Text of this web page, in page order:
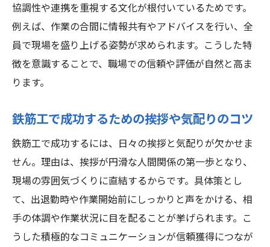
成功する鉄筋工が取り入れる日常の工夫と
は
鉄筋工で成功を目指すための声かけや配慮
人間関係の悩みを解消する鉄筋工の心構え
鉄筋工で成功しキャリアアップする人間関
現場での信頼が鉄筋工の昇進を後押しする
理由
守谷市の鉄筋工が実践するキャリア向上の
秘訣
人間関係の強化が鉄筋工の資格取得にも役
協調性や連携を重視する文化が根付いているためです。
例えば、作業の合間に情報共有やアドバイスを行い、全
員で現場を盛り上げる姿勢が求められます。こうした特
徴を意識することで、職場での信頼や評価が自然と高ま
ります。
鉄筋工で成功するための挨拶や気配りのコツ
鉄筋工で成功するには、日々の挨拶と気配りが欠かせま
せん。理由は、挨拶が円滑な人間関係の第一歩となり、
現場の雰囲気づくりに直結するからです。具体策とし
て、出退勤時や作業開始前にしっかりと声をかける、相
手の体調や作業状況に目を配ることが挙げられます。こ
うした積極的なコミュニケーションが信頼獲得につなが